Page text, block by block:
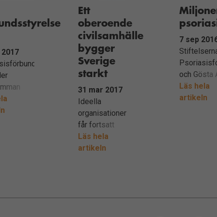
bedrivas i
föreningens regi.
psoriasis
de sjukas
och bättre
2017
Ett
oberoende
civilsamhälle
bygger
Sverige
starkt
31 mar 2017
Ideella
organisationer
får fortsatt
ensamrätt att
anordna spel
Läs hela
artikeln
7 sep
och Gösta
Karlssons
årsfond
Läs hela
artikeln